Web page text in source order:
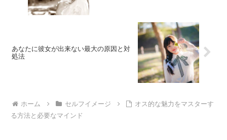
あなたに彼女が出来ない最大の原因と対
処法
ホーム セルフイメージ
オス的な魅力をマスターす
る方法と必要なマインド